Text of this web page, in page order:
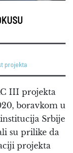
projekta
III projekta
boravkom u
Srbije
su prilike da
projekta